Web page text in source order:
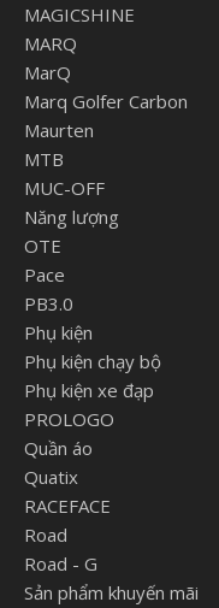
MAGICSHINE
MARQ
MarQ
Marq Golfer Carbon
Maurten
MTB
MUC-OFF
Năng lượng
OTE
Pace
PB3.0
Phụ kiện
Phụ kiện chạy bộ
Phụ kiện xe đạp
PROLOGO
Quần áo
Quatix
RACEFACE
Road
Road - G
Sản phẩm khuyến mãi